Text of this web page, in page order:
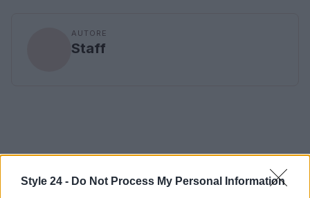
Style 24 - Do Not Process My Personal Information
AUTORE
Staff